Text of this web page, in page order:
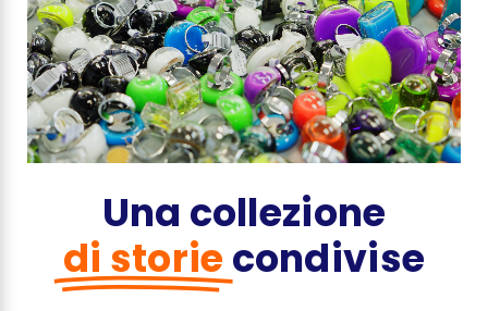
Una collezione
di storie condivise